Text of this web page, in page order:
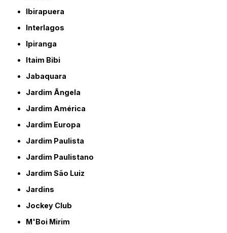
Ibirapuera
Interlagos
Ipiranga
Itaim Bibi
Jabaquara
Jardim Ângela
Jardim América
Jardim Europa
Jardim Paulista
Jardim Paulistano
Jardim São Luiz
Jardins
Jockey Club
M'Boi Mirim